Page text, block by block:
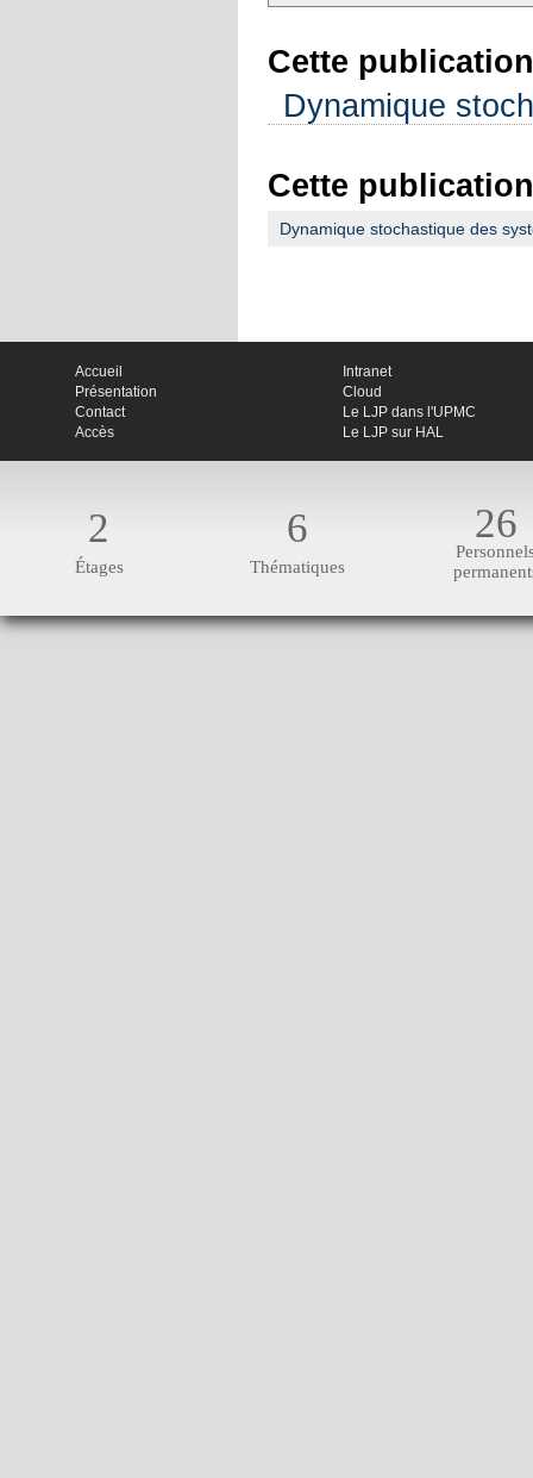
Cette
Dynamique
Cette
Dynamique stochastique des
Accueil
Présentation
Contact
Accès
Intranet
Cloud
Le LJP dans l'UPMC
Le LJP sur HAL
2
Étages
6
Thématiques
26